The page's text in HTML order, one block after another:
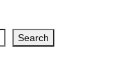
Search